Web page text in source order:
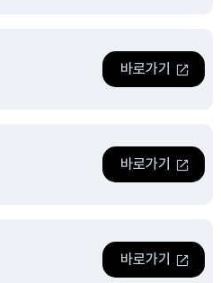
바로가기
바로가기
바로가기